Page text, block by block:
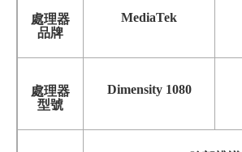
處理器
品牌
MediaTek
處理器
型號
Dimensity 1080